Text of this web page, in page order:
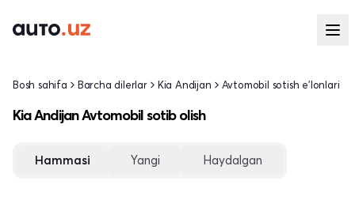
Bosh sahifa Barcha dilerlar Kia Andijan Avtomobil sotish e'lonlari
Kia Andijan Avtomobil sotib olish
Hammasi Yangi Haydalgan